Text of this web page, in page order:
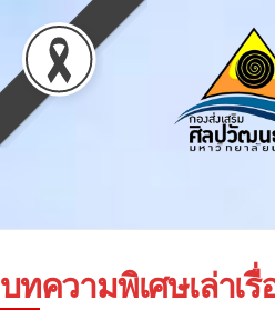
บทความพิเศษเล่าเ